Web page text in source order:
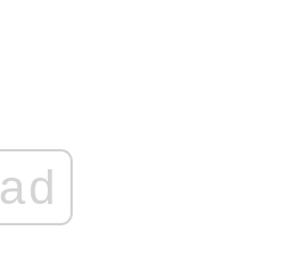
ad